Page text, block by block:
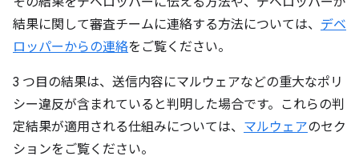
結果に関して審査チームに連絡する方法については、 デベ
ロッパーからの連絡をご覧ください。
3 つ目の結果は、送信内容にマルウェアなどの重大なポリ
シー違反が含まれていると判明した場合です。これらの判
定結果が適用される仕組みについては、 マルウェアのセク
ションをご覧ください。